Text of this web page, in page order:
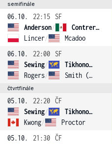
semifinále
06.10. 22:15
SF
Anderson/
Contreras Gomez (3)
Lincer/ Mcadoo
06.10.
22:00
SF
Sewing/
Tikhonova (1)
Rogers/ Smith (4)
čtvrtfinále
05.10. 22:20 ČF
Sewing/
Tikhonova (1)
Kwong/ Proctor
05.10.
21:30 ČF